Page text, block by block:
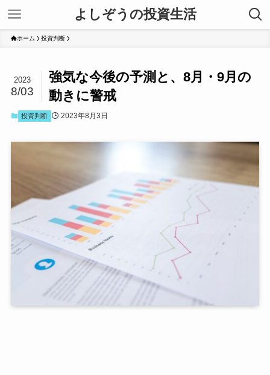
よしぞうの投資生活
ホーム 投資判断
強気な今後の予測と、8月・9月の
動きに警戒
2023
8/03
投資判断 2023年8月3日